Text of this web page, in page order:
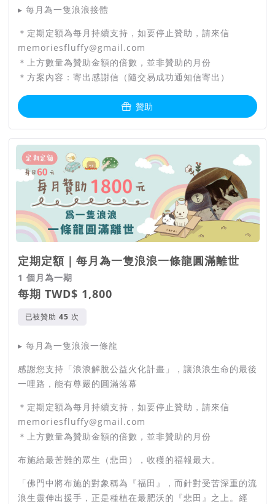
點擊網址加入：https://lin.ee/8GuyeOf
浪浪「接體 ➤ 火化➤ 撒葬 ➤ 祝
福」一條龍宗教服務
// 你曾在路上或野外，遇見過世的
貓咪或狗狗嗎？ //
超過 99% 的人都想協助生命走到盡頭的
浪浪
但有超過半數的人遇到離世的浪浪，都不
知道怎麼做才好
▸ 每月為一隻浪浪接體
＊定期定額為每月持續支持，如要停止贊助，請來信
memoriesfluffy@gmail.com
＊上方數量為贊助金額的倍數，並非贊助的月份
＊方案內容：寄出感謝信（隨交易成功通知信寄出）
贊助
定期定額｜每月為一隻浪浪一條龍圓滿離世
1 個月為一期
每期 TWD$ 1,800
已被贊助 次
▸ 每月為一隻浪浪一條龍
感謝您支持「浪浪解脫公益火化計畫」，讓浪浪生命的最後
一哩路，能有尊嚴的圓滿落幕
＊定期定額為每月持續支持，如要停止贊助，請來信
memoriesfluffy@gmail.com
＊上方數量為贊助金額的倍數，並非贊助的月份
布施給最苦難的眾生（悲田），收穫的福報最大。
「佛門中將布施的對象稱為『福田』，而針對受苦深重的流
浪生靈伸出援手，正是種植在最肥沃的『悲田』之上。經